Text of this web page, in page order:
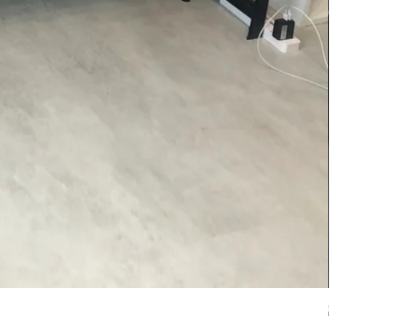
訂做角鋼電